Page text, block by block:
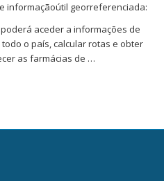
informaçãoútil georreferenciada:
aceder a informações de
o país, calcular rotas e obter
as farmácias de …